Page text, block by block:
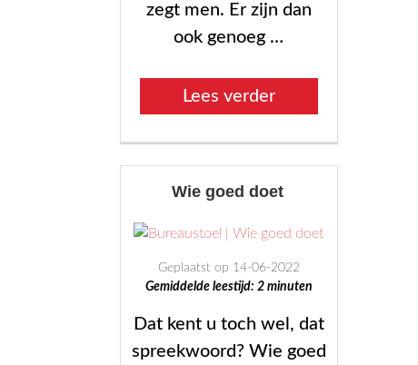
zegt men. Er zijn dan
ook genoeg …
Lees verder“Karakteristiek”
Wie goed doet
Geplaatst op 14-06-2022
Gemiddelde leestijd: 2 minuten
Dat kent u toch wel, dat
spreekwoord? Wie goed